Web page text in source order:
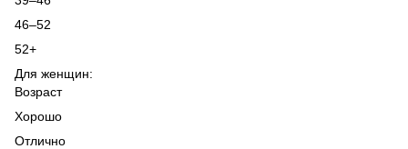
46–52
52+
Для женщин:
Возраст
Хорошо
Отлично